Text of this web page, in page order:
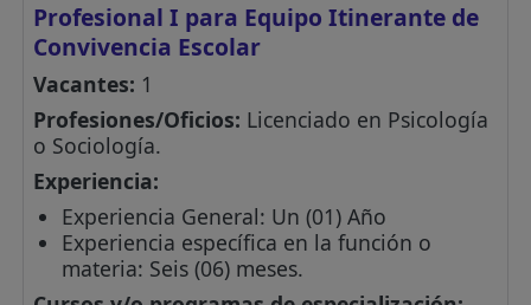
Profesional I para Equipo Itinerante de
Convivencia Escolar
Vacantes: 1
Profesiones/Oficios: Licenciado en Psicología
o Sociología.
Experiencia:
Experiencia General: Un (01) Año
Experiencia específica en la función o
materia: Seis (06) meses.